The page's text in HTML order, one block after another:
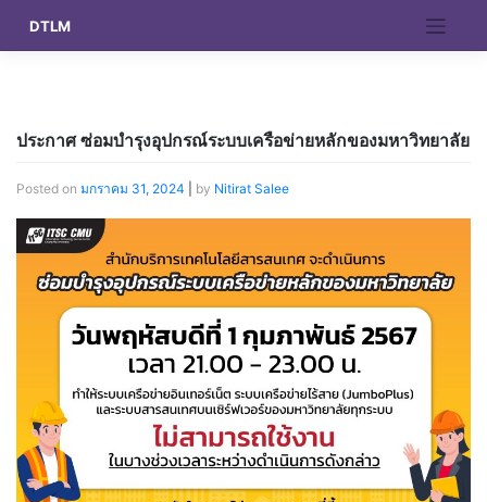
content
DTLM
ประกาศ ซ่อมบำรุงอุปกรณ์ระบบเครือข่ายหลักของมหาวิทยาลัย
Posted on มกราคม 31, 2024 by Nitirat Salee